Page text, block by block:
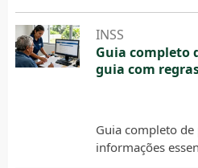
INSS
Guia completo
guia com
Guia completo
informações